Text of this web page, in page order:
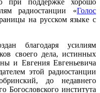
при поддержке хорошо
радиостанции «Голос
на русском языке с
благодаря усилиям
своего дела, истинных
и Евгения Евгеньевича
этой радиостанции
до недавнего
Богословского института